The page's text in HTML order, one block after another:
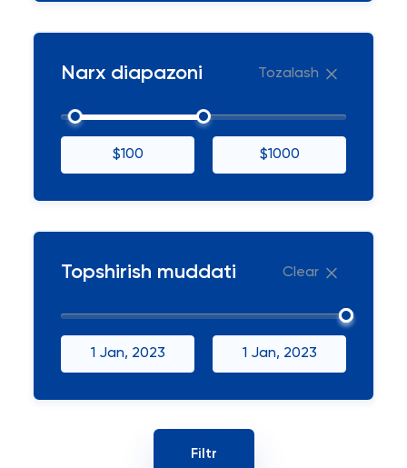
Narx diapazoni Tozalash
$100 $1000
Topshirish muddati Clear
1 Jan, 2023 1 Jan, 2023